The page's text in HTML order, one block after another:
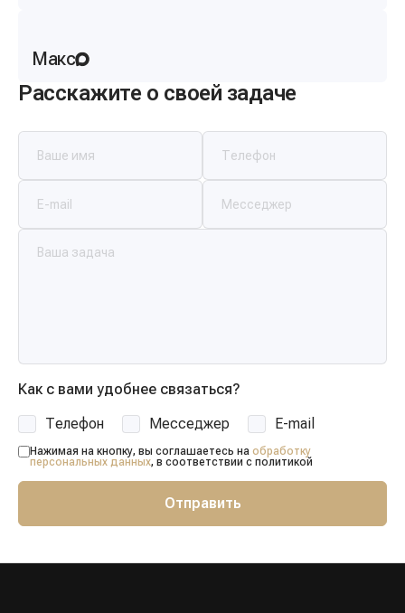
Макс
Расскажите о своей задаче
Как с вами удобнее связаться?
Телефон
Месседжер E-mail
Нажимая на кнопку, вы соглашаетесь на обработку
персональных данных, в соответствии с политикой
Отправить